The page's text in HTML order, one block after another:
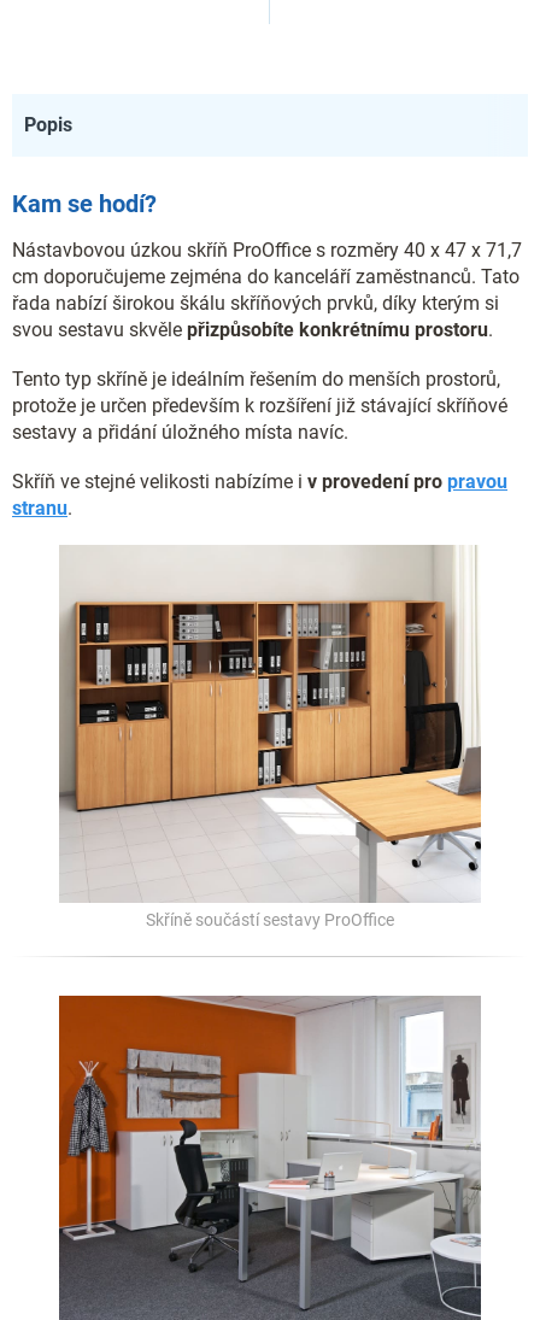
Popis
Kam se hodí?
Nástavbovou úzkou skříň ProOffice s rozměry 40 x 47 x 71,7
cm doporučujeme zejména do kanceláří zaměstnanců. Tato
řada nabízí širokou škálu skříňových prvků, díky kterým si
svou sestavu skvěle přizpůsobíte konkrétnímu prostoru.
Tento typ skříně je ideálním řešením do menších prostorů,
protože je určen především k rozšíření již stávající skříňové
sestavy a přidání úložného místa navíc.
Skříň ve stejné velikosti nabízíme i v provedení pro pravou
stranu.
Skříně součástí sestavy ProOffice